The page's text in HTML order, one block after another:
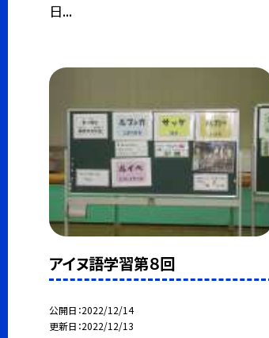
日...
アイヌ語学習第８回
公開日 2022/12/14
更新日 2022/12/13